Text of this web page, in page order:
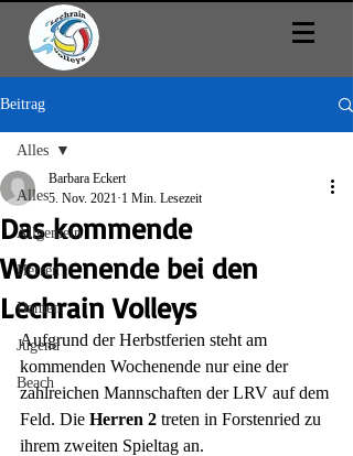
Beitrag
Alles
Allgemein
Herren
Damen
Jugend
Beach
Alles
Das kommende
Wochenende bei den
Lechrain Volleys
Barbara Eckert
5. Nov. 2021 1 Min. Lesezeit
Aufgrund der Herbstferien steht am
kommenden Wochenende nur eine der
zahlreichen Mannschaften der LRV auf dem
Feld. Die Herren 2 treten in Forstenried zu
ihrem zweiten Spieltag an.